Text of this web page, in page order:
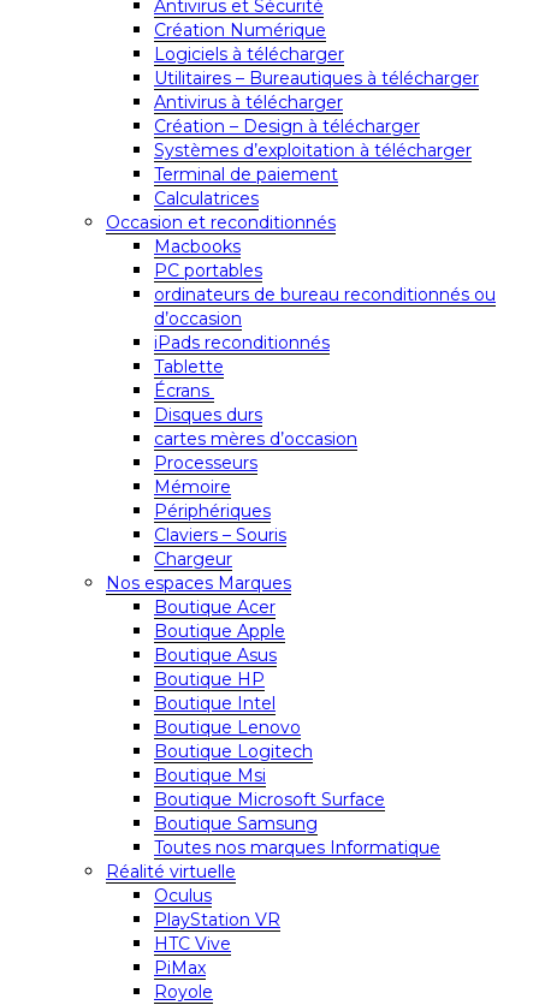
Antivirus et Sécurité
Création Numérique
Logiciels à télécharger
Utilitaires – Bureautiques à télécharger
Antivirus à télécharger
Création – Design à télécharger
Systèmes d’exploitation à télécharger
Terminal de paiement
Calculatrices
Occasion et reconditionnés
Macbooks
PC portables
ordinateurs de bureau reconditionnés ou
d’occasion
iPads reconditionnés
Tablette
Écrans
Disques durs
cartes mères d’occasion
Processeurs
Mémoire
Périphériques
Claviers – Souris
Chargeur
Nos espaces Marques
Boutique Acer
Boutique Apple
Boutique Asus
Boutique HP
Boutique Intel
Boutique Lenovo
Boutique Logitech
Boutique Msi
Boutique Microsoft Surface
Boutique Samsung
Toutes nos marques Informatique
Réalité virtuelle
Oculus
PlayStation VR
HTC Vive
PiMax
Royole